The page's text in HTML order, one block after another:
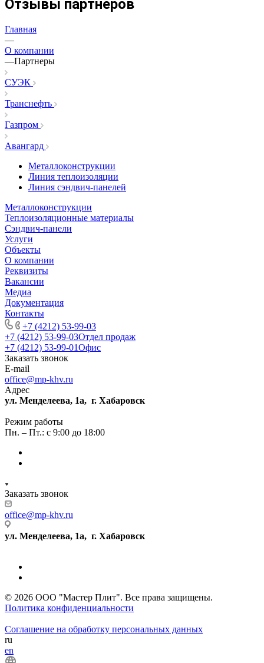
Отзывы партнеров
Главная
—
О компании
—Партнеры
СУЭК
Транснефть
Газпром
Авангард
Металлоконструкции
Линия теплоизоляции
Линия сэндвич-панелей
Металлоконструкции
Теплоизоляционные материалы
Сэндвич-панели
Услуги
Объекты
О компании
Реквизиты
Вакансии
Медиа
Документация
Контакты
+7 (4212) 53-99-03
+7 (4212) 53-99-03Отдел продаж
+7 (4212) 53-99-01Офис
Заказать звонок
E-mail
office@mp-khv.ru
Адрес
ул. Менделеева, 1а, г. Хабаровск
Режим работы
Пн. – Пт.: с 9:00 до 18:00
Заказать звонок
office@mp-khv.ru
ул. Менделеева, 1а, г. Хабаровск
© 2026 ООО "Мастер Плит". Все права защищены.
Политика конфиденциальности
Соглашение на обработку персональных данных
ru
en